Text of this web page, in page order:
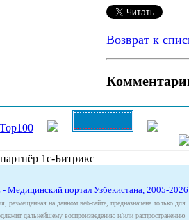
Возврат к
портал Узбекистана, 2005-2026
на данном веб-сайте, предназначена только для
дальнейшему воспроизведению и/или распространению